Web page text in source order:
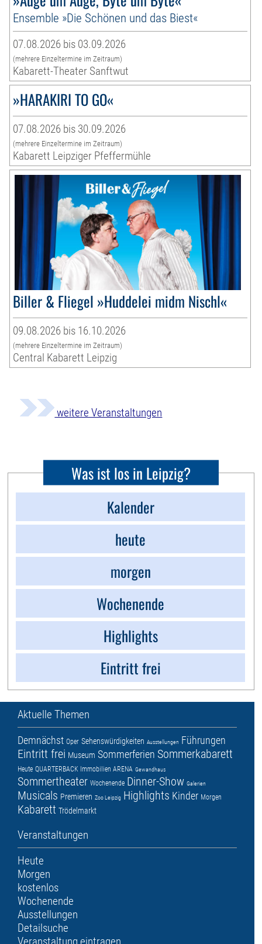
Ensemble »Die Schönen und das Biest«
07.08.2026 bis 03.09.2026
(mehrere Einzeltermine im Zeitraum)
Kabarett-Theater Sanftwut
»HARAKIRI TO GO«
07.08.2026 bis 30.09.2026
(mehrere Einzeltermine im Zeitraum)
Kabarett Leipziger Pfeffermühle
Biller & Fliegel »Huddelei midm Nischl«
09.08.2026 bis 16.10.2026
(mehrere Einzeltermine im Zeitraum)
Central Kabarett Leipzig
weitere Veranstaltungen
Was ist los in Leipzig?
Kalender
heute
morgen
Wochenende
Highlights
Eintritt frei
Aktuelle Themen
Demnächst Oper Sehenswürdigkeiten Ausstellungen Führungen
Eintritt frei Museum Sommerferien Sommerkabarett
Heute QUARTERBACK Immobilien ARENA Gewandhaus
Sommertheater Wochenende Dinner-Show Galerien
Musicals Premieren Zoo Leipzig Highlights Kinder Morgen
Kabarett Trödelmarkt
Veranstaltungen
Heute
Morgen
kostenlos
Wochenende
Ausstellungen
Detailsuche